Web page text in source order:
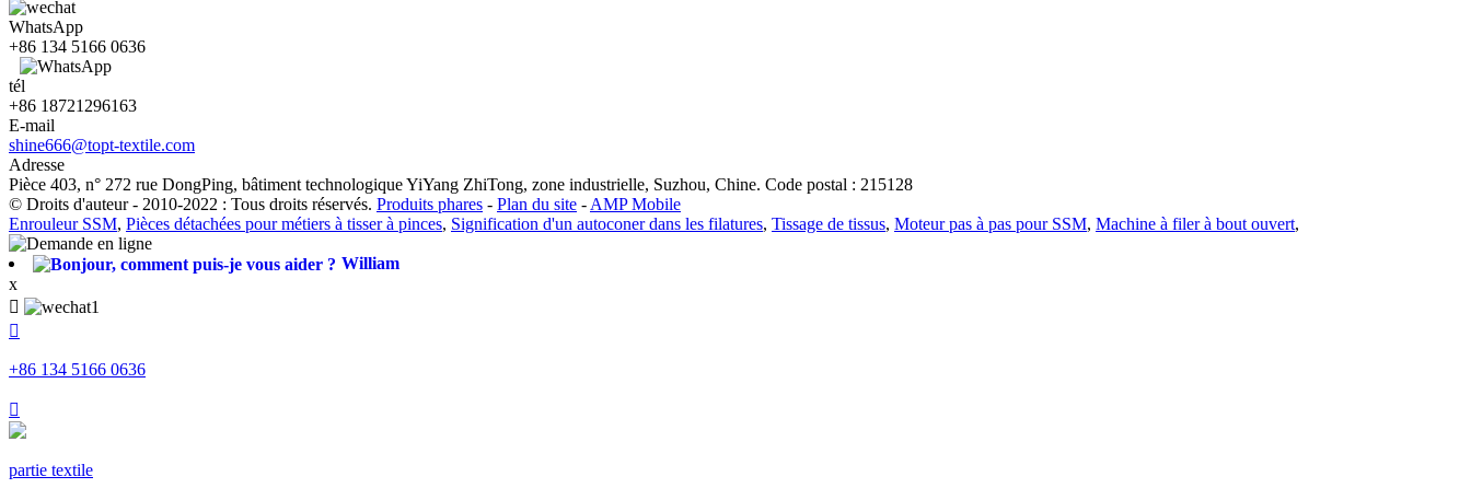
WhatsApp
+86 134 5166 0636
tél
+86 18721296163
E-mail
shine666@topt-textile.com
Adresse
Pièce 403, n° 272 rue DongPing, bâtiment technologique YiYang ZhiTong, zone industrielle, Suzhou, Chine. Code postal : 215128
© Droits d'auteur - 2010-2022 : Tous droits réservés. Produits phares - Plan du site - AMP Mobile
Enrouleur SSM, Pièces détachées pour métiers à tisser à pinces, Signification d'un autoconer dans les filatures, Tissage de tissus, Moteur pas à pas pour SSM, Machine à filer à bout ouvert,
William
x


+86 134 5166 0636

partie textile